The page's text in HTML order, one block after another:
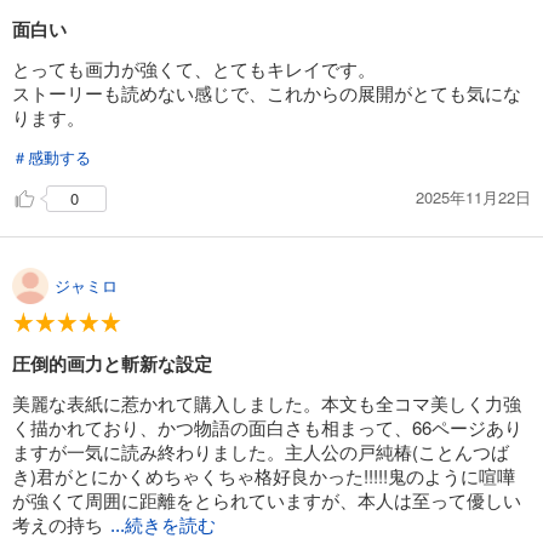
面白い
とっても画力が強くて、とてもキレイです。
ストーリーも読めない感じで、これからの展開がとても気にな
ります。
＃感動する
0
2025年11月22日
ジャミロ
圧倒的画力と斬新な設定
美麗な表紙に惹かれて購入しました。本文も全コマ美しく力強
く描かれており、かつ物語の面白さも相まって、66ページあり
ますが一気に読み終わりました。主人公の戸純椿(ことんつば
き)君がとにかくめちゃくちゃ格好良かった!!!!!鬼のように喧嘩
が強くて周囲に距離をとられていますが、本人は至って優しい
考えの持ち ...続きを読む